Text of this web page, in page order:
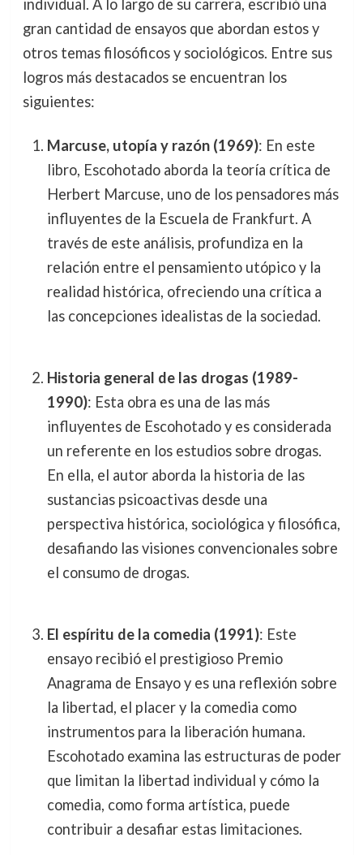
individual. A lo largo de su carrera, escribió una
gran cantidad de ensayos que abordan estos y
otros temas filosóficos y sociológicos. Entre sus
logros más destacados se encuentran los
siguientes:
Marcuse, utopía y razón (1969): En este
libro, Escohotado aborda la teoría crítica de
Herbert Marcuse, uno de los pensadores más
influyentes de la Escuela de Frankfurt. A
través de este análisis, profundiza en la
relación entre el pensamiento utópico y la
realidad histórica, ofreciendo una crítica a
las concepciones idealistas de la sociedad.
Historia general de las drogas (1989-
1990): Esta obra es una de las más
influyentes de Escohotado y es considerada
un referente en los estudios sobre drogas.
En ella, el autor aborda la historia de las
sustancias psicoactivas desde una
perspectiva histórica, sociológica y filosófica,
desafiando las visiones convencionales sobre
el consumo de drogas.
El espíritu de la comedia (1991): Este
ensayo recibió el prestigioso Premio
Anagrama de Ensayo y es una reflexión sobre
la libertad, el placer y la comedia como
instrumentos para la liberación humana.
Escohotado examina las estructuras de poder
que limitan la libertad individual y cómo la
comedia, como forma artística, puede
contribuir a desafiar estas limitaciones.